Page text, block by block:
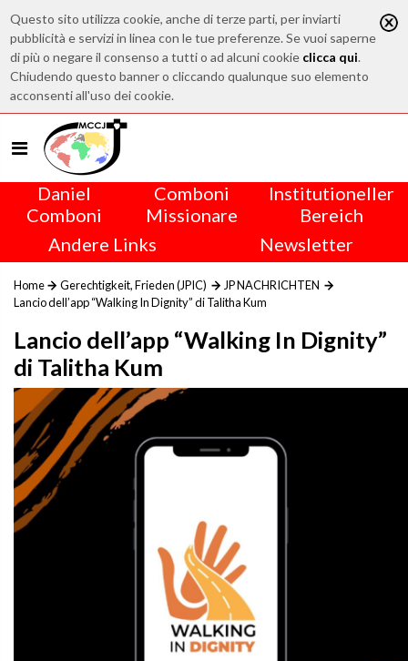
Questo sito utilizza cookie, anche di terze parti, per inviarti
pubblicità e servizi in linea con le tue preferenze. Se vuoi saperne
di più o negare il consenso a tutti o ad alcuni cookie clicca qui.
Chiudendo questo banner o cliccando qualunque suo elemento
acconsenti all'uso dei cookie.
Daniel
Comboni
Comboni
Missionare
Institutioneller
Bereich
Andere Links
Newsletter
Home Gerechtigkeit, Frieden (JPIC)
JP NACHRICHTEN
Lancio dell’app “Walking In Dignity” di Talitha Kum
Lancio dell’app “Walking In Dignity”
di Talitha Kum